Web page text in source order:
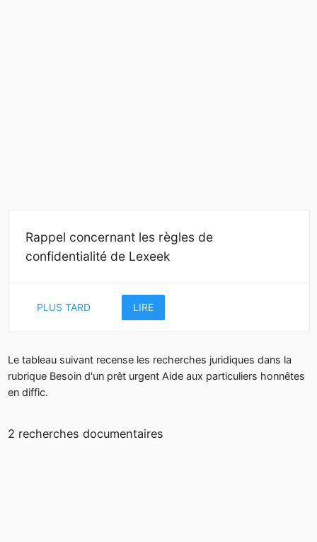
Rappel concernant les règles de
confidentialité de Lexeek
PLUS TARD LIRE
Le tableau suivant recense les recherches juridiques dans la
rubrique Besoin d'un prêt urgent Aide aux particuliers honnêtes
en diffic.
2 recherches documentaires